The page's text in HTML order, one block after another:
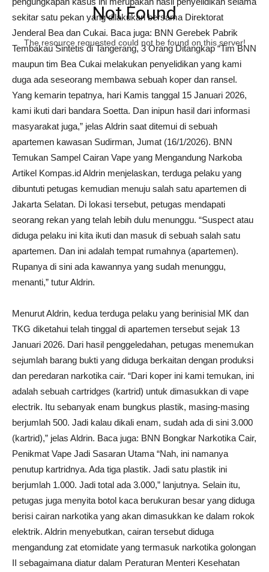
sekitar satu pekan yang dilakukan bersama Direktorat
Jenderal Bea dan Cukai. Baca juga: BNN Gerebek Pabrik
Tembakau Sintetis di Tangerang, 3 Orang Ditangkap “Tim BNN
maupun tim Bea Cukai melakukan penyelidikan yang kami
duga ada seseorang membawa sebuah koper dan ransel.
Yang kemarin tepatnya, hari Kamis tanggal 15 Januari 2026,
kami ikuti dari bandara Soetta. Dan inipun hasil dari informasi
masyarakat juga,” jelas Aldrin saat ditemui di sebuah
apartemen kawasan Sudirman, Jumat (16/1/2026). BNN
Temukan Sampel Cairan Vape yang Mengandung Narkoba
Artikel Kompas.id Aldrin menjelaskan, terduga pelaku yang
dibuntuti petugas kemudian menuju salah satu apartemen di
Jakarta Selatan. Di lokasi tersebut, petugas mendapati
seorang rekan yang telah lebih dulu menunggu. “Suspect atau
diduga pelaku ini kita ikuti dan masuk di sebuah salah satu
apartemen. Dan ini adalah tempat rumahnya (apartemen).
Rupanya di sini ada kawannya yang sudah menunggu,
menanti,” tutur Aldrin.
Menurut Aldrin, kedua terduga pelaku yang berinisial MK dan
TKG diketahui telah tinggal di apartemen tersebut sejak 13
Januari 2026. Dari hasil penggeledahan, petugas menemukan
sejumlah barang bukti yang diduga berkaitan dengan produksi
dan peredaran narkotika cair. “Dari koper ini kami temukan, ini
adalah sebuah cartridges (kartrid) untuk dimasukkan di vape
electrik. Itu sebanyak enam bungkus plastik, masing-masing
berjumlah 500. Jadi kalau dikali enam, sudah ada di sini 3.000
(kartrid),” jelas Aldrin. Baca juga: BNN Bongkar Narkotika Cair,
Penikmat Vape Jadi Sasaran Utama “Nah, ini namanya
penutup kartridnya. Ada tiga plastik. Jadi satu plastik ini
berjumlah 1.000. Jadi total ada 3.000,” lanjutnya. Selain itu,
petugas juga menyita botol kaca berukuran besar yang diduga
berisi cairan narkotika yang akan dimasukkan ke dalam rokok
elektrik. Aldrin menyebutkan, cairan tersebut diduga
mengandung zat etomidate yang termasuk narkotika golongan
II sebagaimana diatur dalam Peraturan Menteri Kesehatan
Not Found
The resource requested could not be found on this server!